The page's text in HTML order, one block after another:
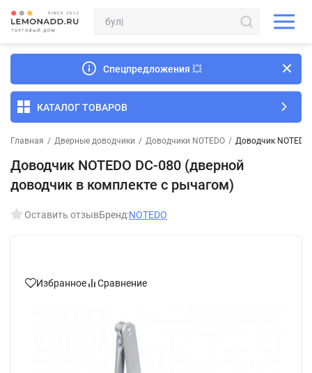
Спецпредложения 💥
КАТАЛОГ ТОВАРОВ
Главная / Дверные доводчики / Доводчики NOTEDO / Доводчик
Доводчик NOTEDO DC-080 (дверной
доводчик в комплекте с рычагом)
Оставить отзывБренд:NOTEDO
Избранное Сравнение